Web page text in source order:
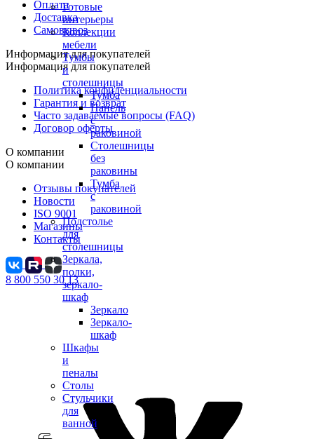
Готовые
интерьеры
Коллекции
мебели
Тумбы
и
столешницы
Тумба
Панель
с
раковиной
Столешницы
без
раковины
Тумба
с
раковиной
Подстолье
для
столешницы
Зеркала,
полки,
зеркало-
шкаф
Зеркало
Зеркало-
шкаф
Шкафы
и
пеналы
Столы
Стульчики
для
ванной
Оплата
Доставка
Самовывоз
Информация для покупателей
Информация для покупателей
Политика конфиденциальности
Гарантия и возврат
Часто задаваемые вопросы (FAQ)
Договор оферты
О компании
О компании
Отзывы покупателей
Новости
ISO 9001
Магазины
Контакты
8 800 550 30 13